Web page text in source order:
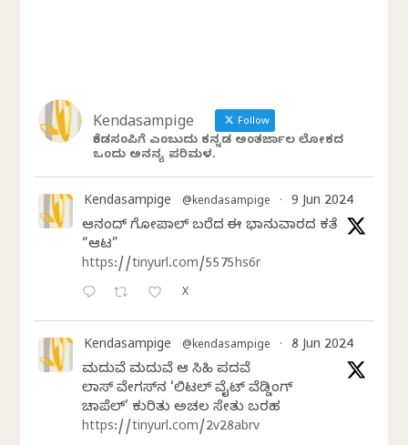
Kendasampige Follow
ಕೆಂಡಸಂಪಿಗೆ ಎಂಬುದು ಕನ್ನಡ ಅಂತರ್ಜಾಲ ಲೋಕದ
ಒಂದು ಅನನ್ಯ ಪರಿಮಳ.
Kendasampige @kendasampige · 9 Jun 2024
ಆನಂದ್‌ ಗೋಪಾಲ್‌ ಬರೆದ ಈ ಭಾನುವಾರದ ಕತೆ
“ಆಟ”
https://tinyurl.com/5575hs6r
X
Kendasampige @kendasampige · 8 Jun 2024
ಮದುವೆ ಮದುವೆ ಆ ಸಿಹಿ ಪದವೆ
ಲಾಸ್‌ ವೇಗಸ್‌ನ ‘ಲಿಟಲ್ ವೈಟ್ ವೆಡ್ಡಿಂಗ್
ಚಾಪೆಲ್’ ಕುರಿತು ಅಚಲ ಸೇತು ಬರಹ
https://tinyurl.com/2v28abrv